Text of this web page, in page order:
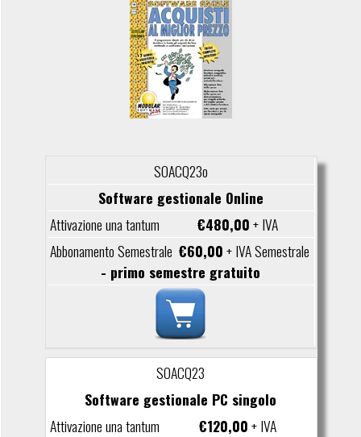
SOACQ23o
Software gestionale Online
€480,00+ IVA
€60,00+ IVA Semestrale
- primo semestre gratuito
SOACQ23
Software gestionale PC singolo
€120,00+ IVA